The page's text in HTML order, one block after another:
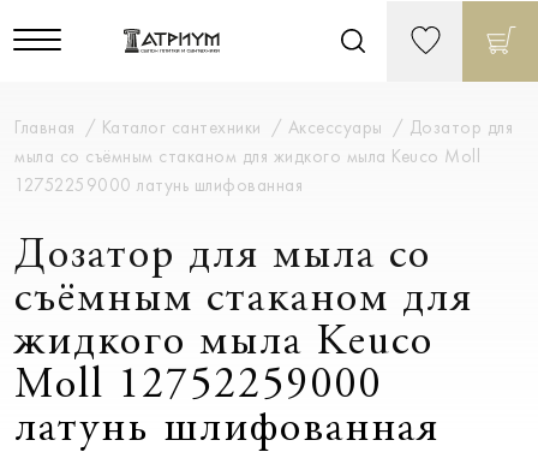
Главная Каталог сантехники Аксессуары
Дозатор для
мыла со съёмным стаканом для жидкого мыла Keuco Moll
12752259000 латунь шлифованная
Дозатор для мыла со
съёмным стаканом для
жидкого мыла Keuco
Moll 12752259000
латунь шлифованная